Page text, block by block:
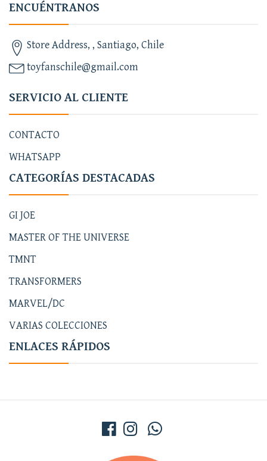
ENCUÉNTRANOS
Store Address, , Santiago, Chile
toyfanschile@gmail.com
SERVICIO AL CLIENTE
CONTACTO
WHATSAPP
CATEGORÍAS DESTACADAS
GI JOE
MASTER OF THE UNIVERSE
TMNT
TRANSFORMERS
MARVEL/DC
VARIAS COLECCIONES
ENLACES RÁPIDOS